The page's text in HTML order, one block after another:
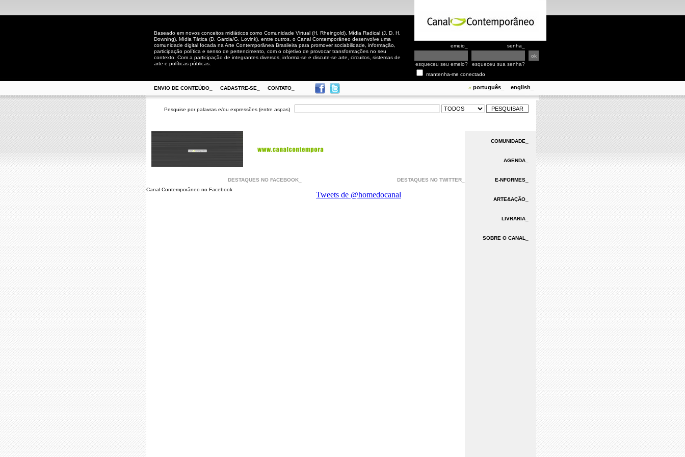
Baseado em novos conceitos midiáticos como Comunidade Virtual (H. Rheingold), Mídia Radical (J. D. H.
Downing), Mídia Tática (D. Garcia/G. Lovink), entre outros, o Canal Contemporâneo desenvolve uma
comunidade digital focada na Arte Contemporânea Brasileira para promover sociabilidade, informação,
participação política e senso de pertencimento, com o objetivo de provocar transformações no seu
contexto. Com a participação de integrantes diversos, informa-se e discute-se arte, circuitos, sistemas de
arte e políticas públicas.
emeio_ senha_
esqueceu seu emeio?
esqueceu sua senha?
mantenha-me conectado
ENVIO DE CONTEÚDO_ CADASTRE-SE_ CONTATO_ » português_ english_
Pesquise por palavras e/ou expressões (entre aspas)
DESTAQUES NO FACEBOOK_
Canal Contemporâneo no Facebook
DESTAQUES NO TWITTER_
COMUNIDADE_
AGENDA_
E-NFORMES_
ARTE&AÇÃO_
LIVRARIA_
SOBRE O CANAL_